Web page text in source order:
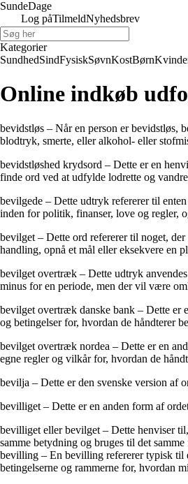
SundeDage
Log påTilmeldNyhedsbrev
Kategorier
SundhedSindFysiskSøvnKostBørn
Online indkøb
bevidstløs – Når en person er bevidstløs,
blodtryk, smerte, eller alkohol- eller
bevidstløshed krydsord – Dette er en
finde ord ved at udfylde lodrette og
bevilgede – Dette udtryk refererer til
inden for politik, finanser, love og regler,
bevilget – Dette ord refererer til noget,
handling, opnå et mål eller eksekvere en
bevilget overtræk – Dette udtryk
minus for en periode, men der vil være
bevilget overtræk danske bank – Dette er
og betingelser for, hvordan de håndterer
bevilget overtræk nordea – Dette er en
egne regler og vilkår for, hvordan de
bevilja – Dette er den svenske version af
bevilliget – Dette er en anden form af
bevilliget eller bevilget – Dette henviser
samme betydning og bruges til det samme
bevilling – En bevilling refererer typisk til
betingelserne og rammerne for, hvordan